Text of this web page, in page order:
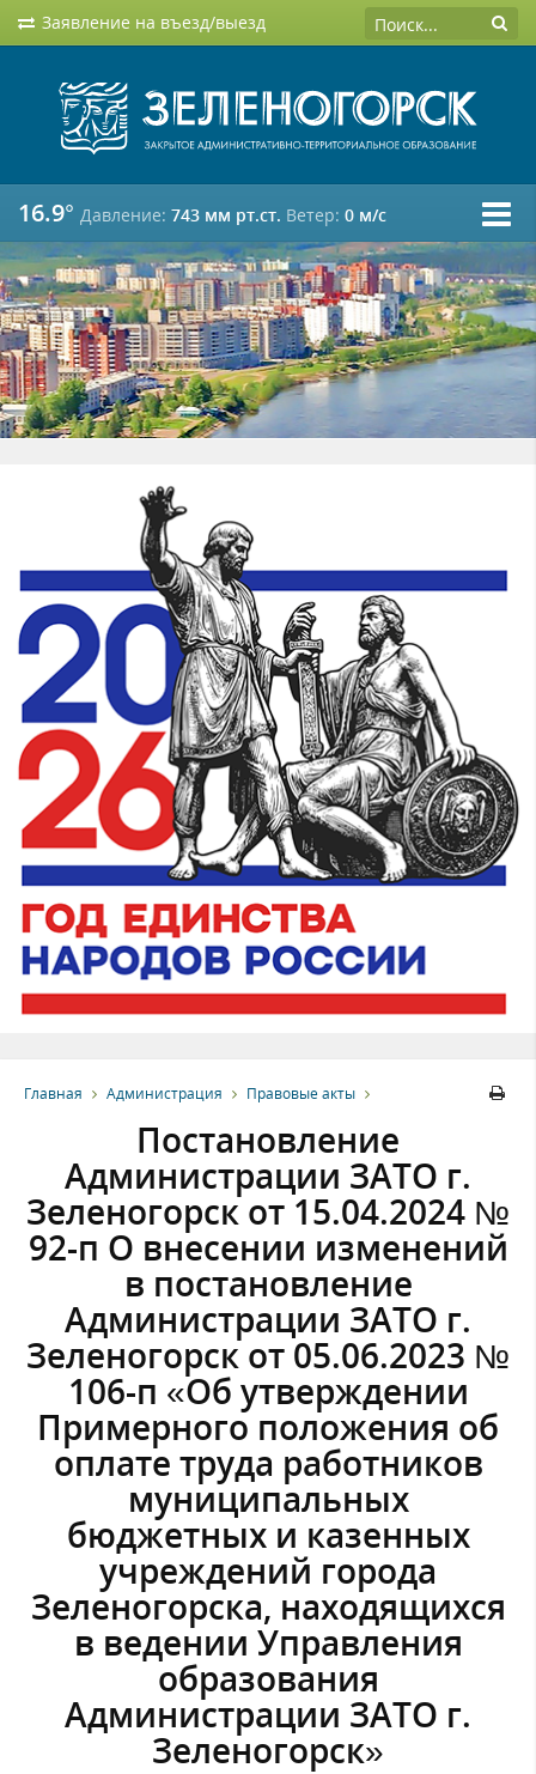
Заявление на въезд/выезд
16.9° Давление: 743 мм рт.ст. Ветер: 0 м/c
Главная Администрация Правовые акты
Постановление
Администрации ЗАТО г.
Зеленогорск от 15.04.2024 №
92-п О внесении изменений
в постановление
Администрации ЗАТО г.
Зеленогорск от 05.06.2023 №
106-п «Об утверждении
Примерного положения об
оплате труда работников
муниципальных
бюджетных и казенных
учреждений города
Зеленогорска, находящихся
в ведении Управления
образования
Администрации ЗАТО г.
Зеленогорск»